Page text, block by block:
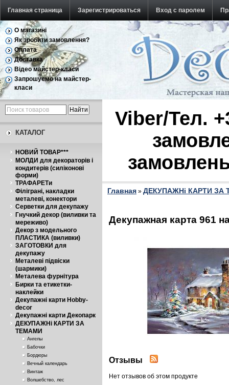
Главная страница Зарегистрироваться Вход с паролем
Обратная связь
О магазині
Як зробити замовлення?
Оплата
Доставка
Відео майстер-класи
Запрошуємо на майстер-
класи
КАТАЛОГ
НОВИЙ ТОВАР***
МОЛДИ для декораторів і
кондитерів (силіконові
форми)
ТРАФАРЕТи
Філіграні, накладки
металеві, конектори
Серветки для декупажу
Гнучкий декор (виливки та
мереживо)
Декор з модельного
ПЛАСТИКА (виливки)
ЗАГОТОВКИ для
декупажу
Металеві підвіски
(шармики)
Металева фурнітура
Бирки та етикетки-
наклейки
Декупажні карти Hobby-
decor
Декупажні карти Декопарк
ДЕКУПАЖНі КАРТИ ЗА
ТЕМАМИ
Ангелы
Бабочки
Бордюры
Вечный календарь
Винтаж
Волшебство, лес
Viber/Тел.
Главная » ДЕКУПАЖНі КАРТИ ЗА
Декупажная карта 961
Отзывы
Нет отзывов об этом продукте